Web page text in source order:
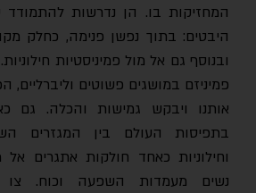
המחזיקות בו. הן נדרשות להתמודד עם
היבטים: בתוך נפשן פנימה, כחלק
ובנוסף גם אל מול פמיניסטיות חילוניות.
פמיניזם במושגים פשוטים וליברליים,
אותנו ויבקש גמישות והכלה. גם כאשר
בתפיסות העולם בין המגזרים
וחילוניות כאחד חולקות אתגרים אל
נשים מעמדות השפעה וכוח. צו